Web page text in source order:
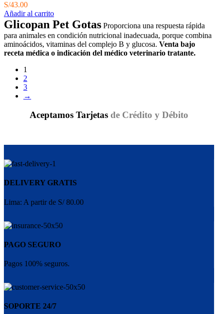
S/43.00
Añadir al carrito
Glicopan Pet Gotas Proporciona una respuesta rápida
para animales en condición nutricional inadecuada, porque combina
aminoácidos, vitaminas del complejo B y glucosa. Venta bajo
receta médica o indicación del médico veterinario tratante.
1
2
3
→
Aceptamos Tarjetas de Crédito y Débito
DELIVERY GRATIS
Lima: A partir de S/ 80.00
PAGO SEGURO
Pagos 100% seguros.
SOPORTE 24/7